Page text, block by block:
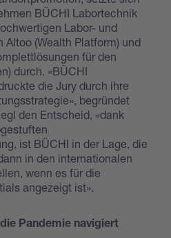
BÜCHI Labortechnik
Labor- und
Altoo (Wealth Platform) und
für den
durch. «BÜCHI
die Jury durch ihre
begründet
den Entscheid, «dank
ist BÜCHI in der Lage, die
in den internationalen
wenn es für die
angezeigt ist».
Pandemie navigiert